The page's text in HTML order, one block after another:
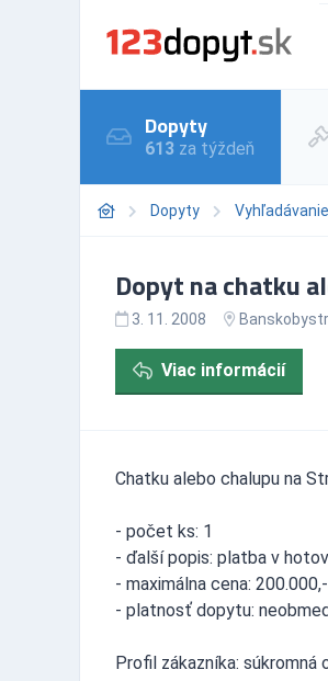
Dopyty
613 za týždeň
Dopyty Vyhľadávanie
Dopyt na chatku
3. 11. 2008
Viac informácií
Chatku alebo chalupu na
- počet ks: 1
- ďalší popis: platba v
- maximálna cena:
- platnosť dopytu:
Profil zákazníka: súkromná